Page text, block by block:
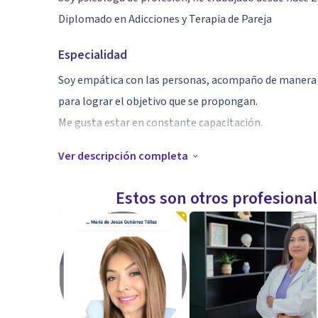
Diplomado en Adicciones y Terapia de Pareja
Especialidad
Soy empática con las personas, acompaño de
para lograr el objetivo que se propongan.
Me gusta estar en constante capacitación.
Aptitudes
sentimientos de angustia, depresión, dependencia a
elaborados, dificultad para terminar una relación,
generando en las familias.
Ver descripción completa
Estos son otros